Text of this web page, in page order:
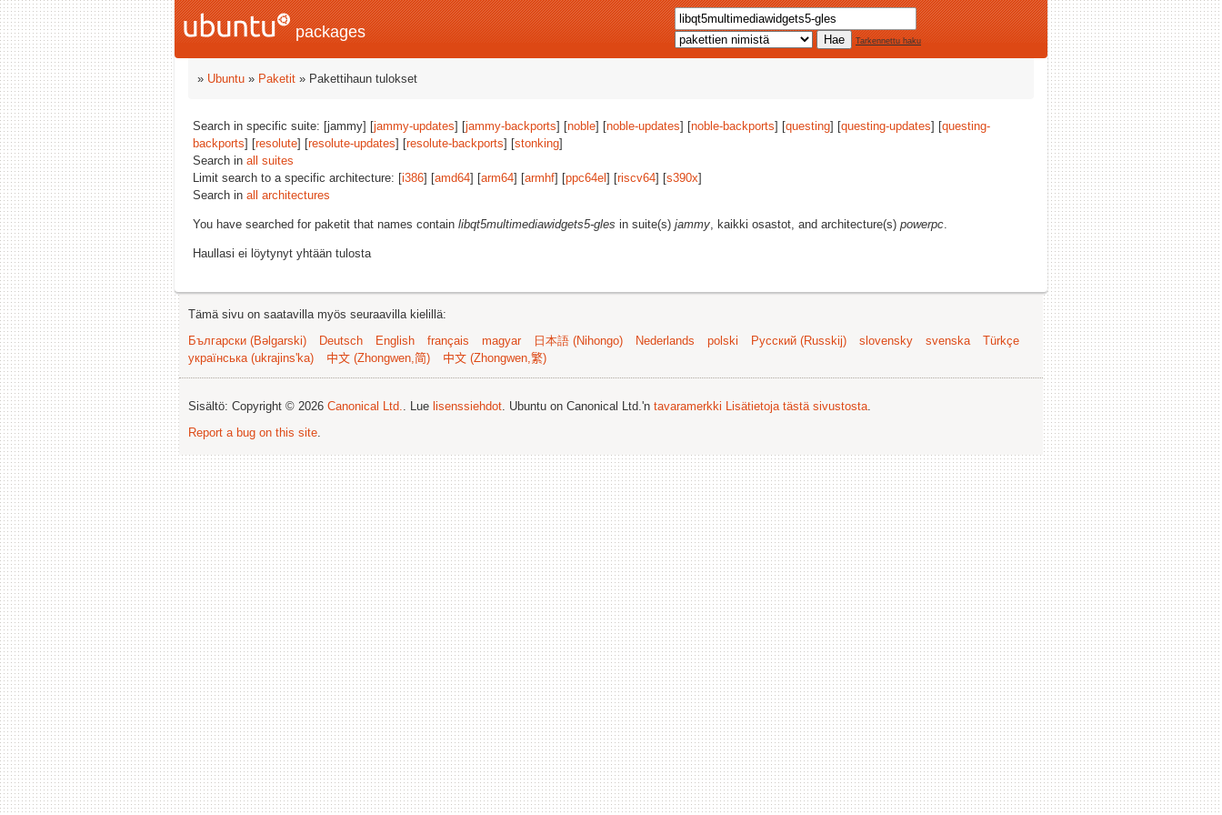
packages Tarkennettu haku
» Ubuntu » Paketit » Pakettihaun tulokset
Search in specific suite: [jammy] [jammy-updates] [jammy-backports] [noble] [noble-updates] [noble-backports] [questing] [questing-updates] [questing-
backports] [resolute] [resolute-updates] [resolute-backports] [stonking]
Search in all suites
Limit search to a specific architecture: [i386] [amd64] [arm64] [armhf] [ppc64el ] [riscv64] [s390x]
Search in all architectures
You have searched for paketit that names contain libqt5multimediawidgets5-gles in suite(s) jammy, kaikki osastot, and architecture(s) powerpc.
Haullasi ei löytynyt yhtään tulosta
Tämä sivu on saatavilla myös seuraavilla kielillä:
Български (Bəlgarski)
Deutsch English français magyar 日本語 (Nihongo) Nederlands polski Русский (Russkij) slovensky svenska
Türkçe
українська (ukrajins'ka)
中文 (Zhongwen,简) 中文 (Zhongwen,繁)
Sisältö: Copyright © 2026 Canonical Ltd.. Lue lisenssiehdot. Ubuntu on Canonical Ltd.'n tavaramerkki Lisätietoja tästä sivustosta.
Report a bug on this site.